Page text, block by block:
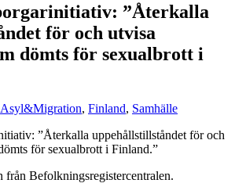
”Återkalla
för och utvisa
dömts för sexualbrott i
Asyl&Migration, Finland, Samhälle
från Befolkningsregistercentralen.